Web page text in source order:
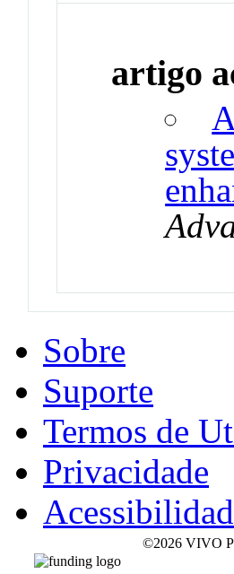
artigo
Sobre
Suporte
Termos de
Privacidade
©2026 VIVO